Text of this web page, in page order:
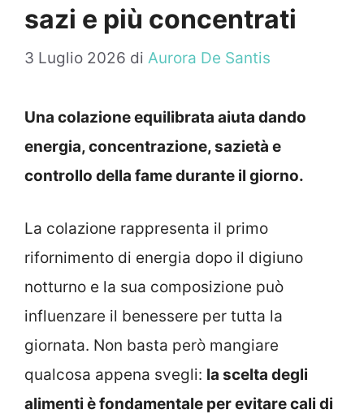
sazi e più concentrati
3 Luglio 2026 di Aurora De Santis
Una colazione equilibrata aiuta dando
energia, concentrazione, sazietà e
controllo della fame durante il giorno.
La colazione rappresenta il primo
rifornimento di energia dopo il digiuno
notturno e la sua composizione può
influenzare il benessere per tutta la
giornata. Non basta però mangiare
qualcosa appena svegli: la scelta degli
alimenti è fondamentale per evitare cali di